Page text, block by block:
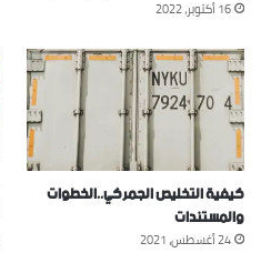
16 أكتوبر، 2022
كيفية التخليص الجمركي..الخطوات
والمستندات
24 أغسطس، 2021